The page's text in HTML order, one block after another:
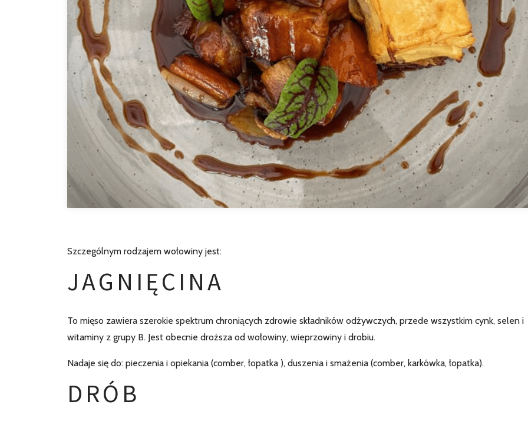
Szczególnym rodzajem wołowiny jest:
JAGNIĘCINA
To mięso zawiera szerokie spektrum chroniących zdrowie składników odżywczych, przede wszystkim cynk, selen i
witaminy z grupy B. Jest obecnie droższa od wołowiny, wieprzowiny i drobiu.
Nadaje się do: pieczenia i opiekania (comber, łopatka ), duszenia i smażenia (comber, karkówka, łopatka).
DRÓB